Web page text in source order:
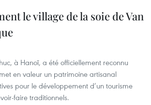
le village de la soie de Van
à Hanoï, a été officiellement reconnu
en valeur un patrimoine artisanal
pour le développement d’un tourisme
faire traditionnels.